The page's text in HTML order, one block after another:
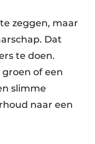
zeggen, maar
Dat
te doen.
of een
slimme
naar een